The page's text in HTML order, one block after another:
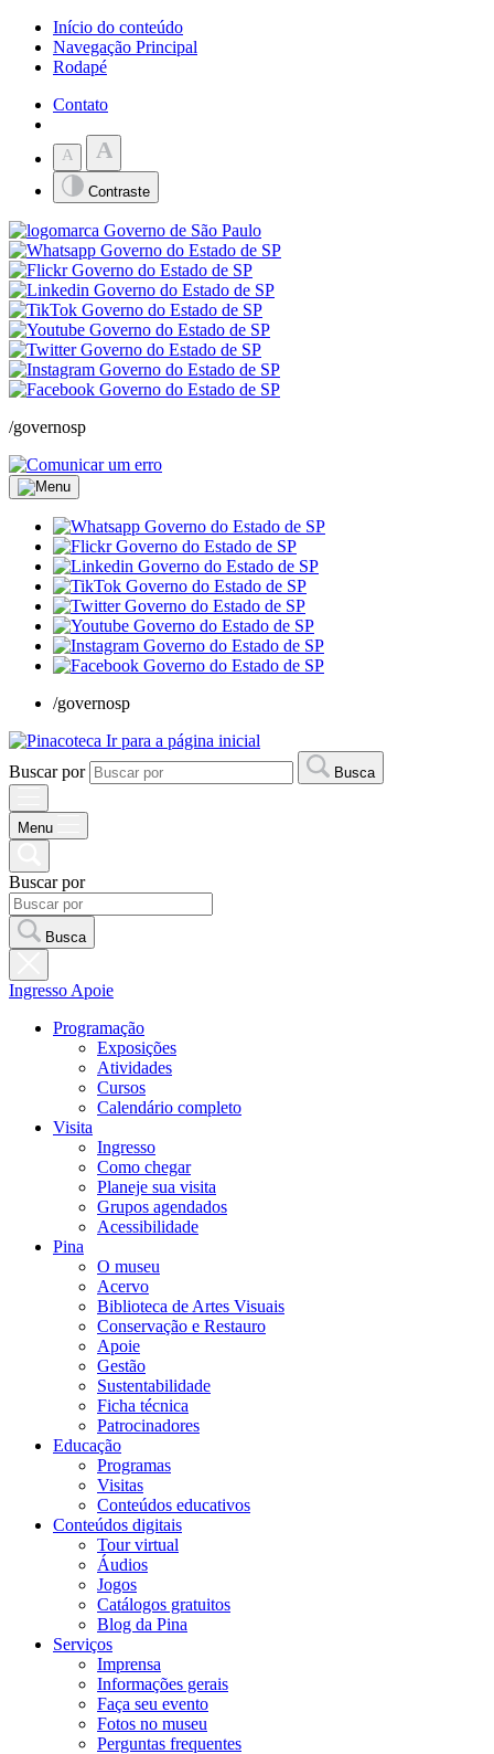
Início do conteúdo
Navegação Principal
Rodapé
Contato
A A
Contraste
/governosp
/governosp
Ir para a página inicial
Buscar por
Busca
Menu
Buscar por
Busca
Ingresso Apoie
Programação
Exposições
Atividades
Cursos
Calendário completo
Visita
Ingresso
Como chegar
Planeje sua visita
Grupos agendados
Acessibilidade
Pina
O museu
Acervo
Biblioteca de Artes Visuais
Conservação e Restauro
Apoie
Gestão
Sustentabilidade
Ficha técnica
Patrocinadores
Educação
Programas
Visitas
Conteúdos educativos​
Conteúdos digitais
Tour virtual
Áudios
Jogos
Catálogos gratuitos
Blog da Pina
Serviços
Imprensa
Informações gerais
Faça seu evento
Fotos no museu
Perguntas frequentes